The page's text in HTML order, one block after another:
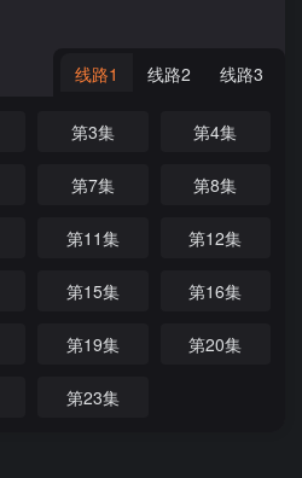
线路1 线路2 线路3
第3集 第4集
第7集 第8集
第11集 第12集
第15集 第16集
第19集 第20集
第23集